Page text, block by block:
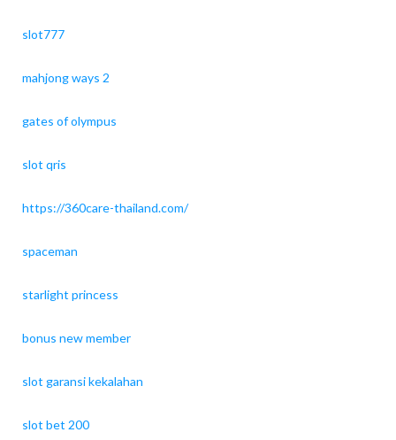
slot777
mahjong ways 2
gates of olympus
slot qris
https://360care-thailand.com/
spaceman
starlight princess
bonus new member
slot garansi kekalahan
slot bet 200